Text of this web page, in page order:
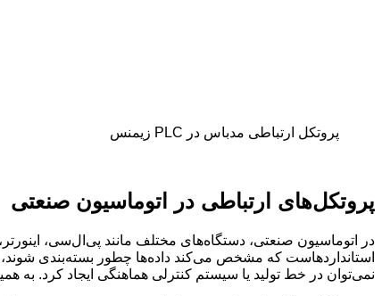
پروتکل ارتباطی مدباس در PLC زیمنس
پروتکل‌های ارتباطی در اتوماسیون صنعتی
در اتوماسیون صنعتی، دستگاه‌های مختلف مانند پی‌ال‌سی،
استانداردهاست که مشخص می‌کند داده‌ها چطور بسته‌بندی
نمی‌توان در خط تولید یا سیستم کنترلی هماهنگی ایجاد کرد.